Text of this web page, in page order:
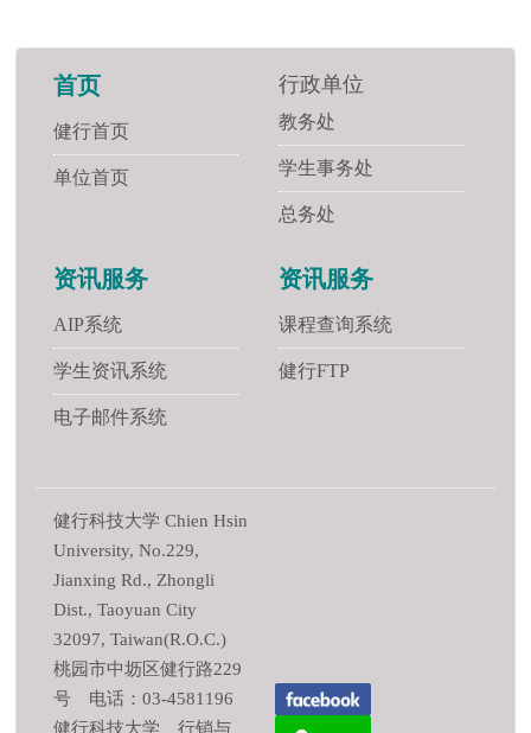
首页
健行首页
单位首页
行政单位
教务处
学生事务处
总务处
资讯服务
AIP系统
学生资讯系统
电子邮件系统
资讯服务
课程查询系统
健行FTP
健行科技大学 Chien Hsin
University, No.229,
Jianxing Rd., Zhongli
Dist., Taoyuan City
32097, Taiwan(R.O.C.)
桃园市中坜区健行路229
号 电话：03-4581196
健行科技大学 行销与